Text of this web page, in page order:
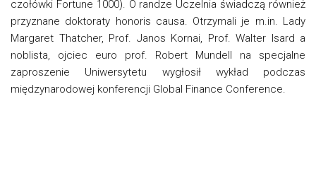
czołówki Fortune 1000). O randze Uczelnia świadczą również
przyznane doktoraty honoris causa. Otrzymali je m.in. Lady
Margaret Thatcher, Prof. Janos Kornai, Prof. Walter Isard a
noblista, ojciec euro prof. Robert Mundell na specjalne
zaproszenie Uniwersytetu wygłosił wykład podczas
międzynarodowej konferencji Global Finance Conference.